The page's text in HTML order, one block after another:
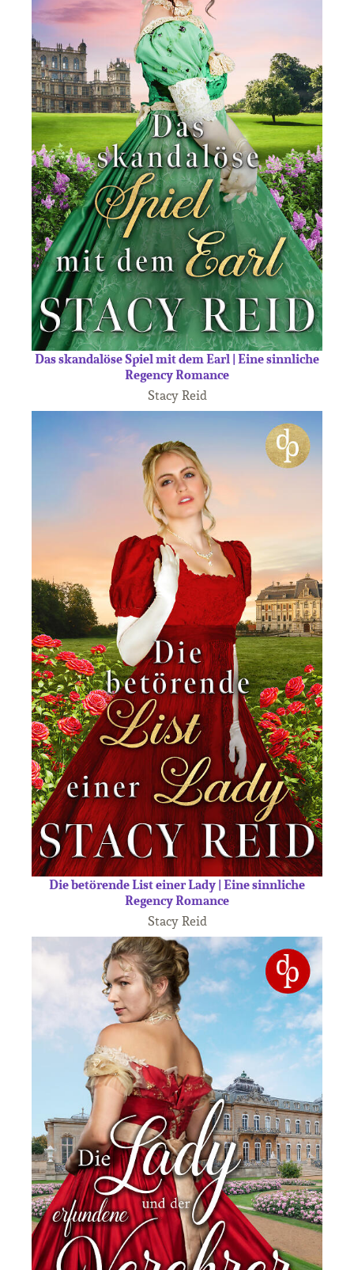
Das skandalöse Spiel mit dem Earl | Eine sinnliche
Regency Romance
Stacy Reid
Die betörende List einer Lady | Eine sinnliche
Regency Romance
Stacy Reid